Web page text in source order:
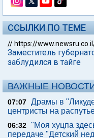
ССЫЛКИ ПО ТЕМЕ
// https://
Заместитель
заблудился в тайге
ВАЖНЫЕ
07:07 Драмы в
центристы на
06:32 "Моя хуцпа
передаче "Детский